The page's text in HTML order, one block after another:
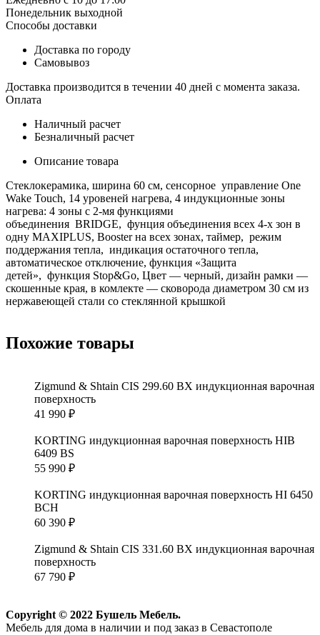
Понедельник выходной
Способы доставки
Доставка по городу
Самовывоз
Доставка производится в течении 40 дней с момента заказа.
Оплата
Наличный расчет
Безналичный расчет
Описание товара
Стеклокерамика, ширина 60 см, сенсорное управление One
Wake Touch, 14 уровеней нагрева, 4 индукционные зоны
нагрева: 4 зоны с 2-мя функциями
объединения BRIDGE, фунция объединения всех 4-х зон в
одну MAXIPLUS, Booster на всех зонах, таймер, режим
поддержания тепла, индикация остаточного тепла,
автоматическое отключение, функция «Защита
детей», функция Stop&Go, Цвет — черный, дизайн рамки —
cкошенные края, в комлекте — сковорода диаметром 30 см из
нержавеющей стали со стеклянной крышкой
Похожие товары
Zigmund & Shtain CIS 299.60 BX индукционная варочная
поверхность
41 990 ₽
KORTING индукционная варочная поверхность HIB
6409 BS
55 990 ₽
KORTING индукционная варочная поверхность HI 6450
BCH
60 390 ₽
Zigmund & Shtain CIS 331.60 BX индукционная варочная
поверхность
67 790 ₽
Copyright © 2022 Бушель Мебель.
Мебель для дома в наличии и под заказ в Севастополе